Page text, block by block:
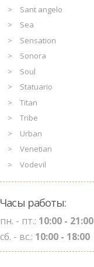
Sant angelo
Sea
Sensation
Sonora
Soul
Statuario
Titan
Tribe
Urban
Venetian
Vodevil
Часы работы:
пн. - пт.: 10:00 - 21:00
сб. - вс.: 10:00 - 18:00